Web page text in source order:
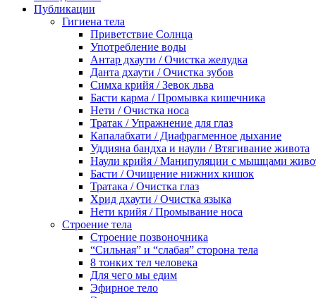
Публикации
Гигиена тела
Приветствие Солнца
Употребление воды
Антар дхаути / Очистка желудка
Данта дхаути / Очистка зубов
Симха крийя / Зевок льва
Басти карма / Промывка кишечника
Нети / Очистка носа
Тратак / Упражнение для глаз
Капалабхати / Диафрагменное дыхание
Уддияна бандха и наули / Втягивание живота
Наули крийя / Манипуляции с мышцами
Басти / Очищение нижних кишок
Тратака / Очистка глаз
Хрид дхаути / Очистка языка
Нети крийя / Промывание носа
Строение тела
Строение позвоночника
“Сильная” и “слабая” сторона тела
8 тонких тел человека
Для чего мы едим
Эфирное тело